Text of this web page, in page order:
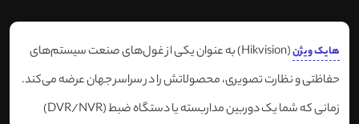
هایک‌ ویژن
(Hikvision) به عنوان یکی از غول‌های صنعت سیستم‌های
حفاظتی و نظارت تصویری، محصولاتش را در سراسر جهان عرضه می‌کند.
زمانی که شما یک دوربین مداربسته یا دستگاه ضبط (DVR/NVR)